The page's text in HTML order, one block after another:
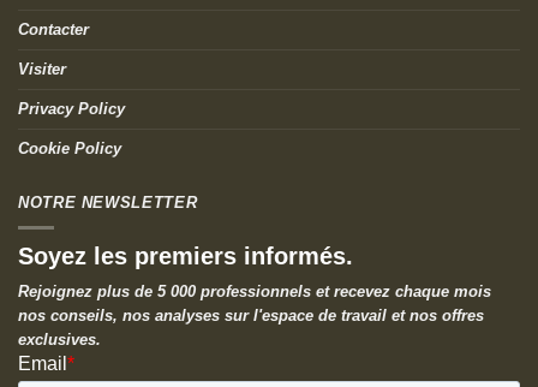
Contacter
Visiter
Privacy Policy
Cookie Policy
NOTRE NEWSLETTER
Soyez les premiers informés.
Rejoignez plus de 5 000 professionnels et recevez chaque mois
nos conseils, nos analyses sur l'espace de travail et nos offres
exclusives.